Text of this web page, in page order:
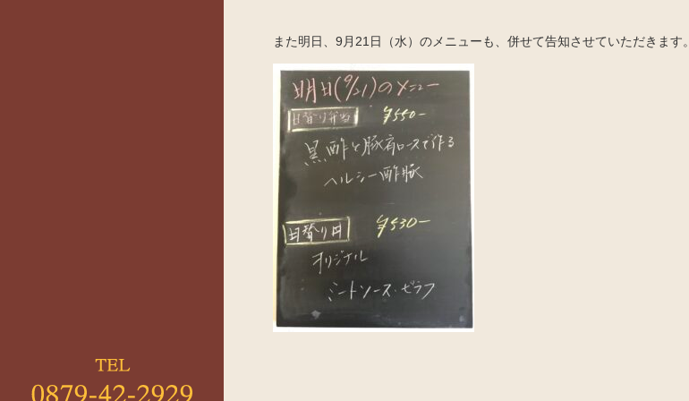
また明日、9月21日（水）のメニューも、併せて告知させていただきます。